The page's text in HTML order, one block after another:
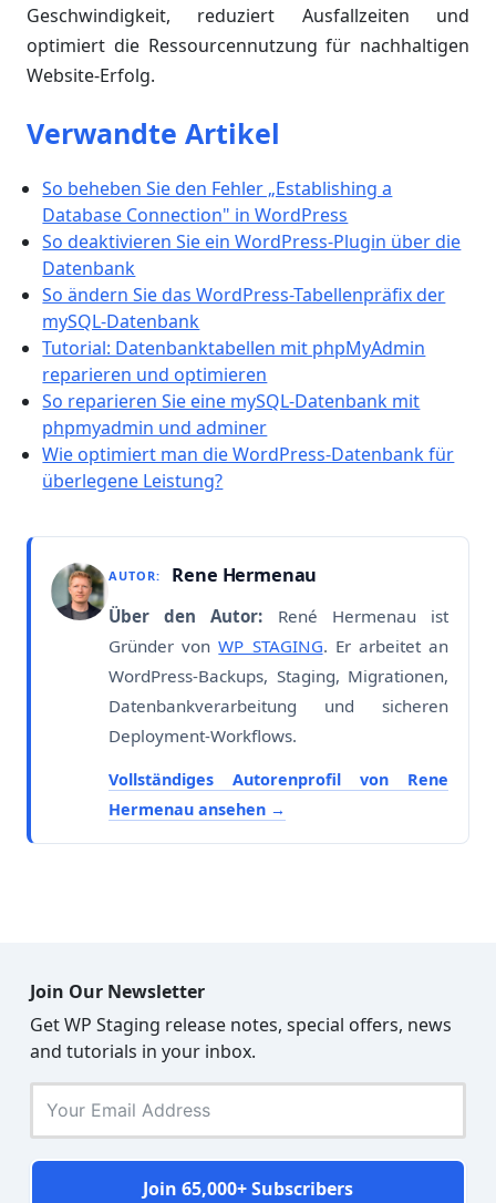
Geschwindigkeit, reduziert Ausfallzeiten und
optimiert die Ressourcennutzung für nachhaltigen
Website-Erfolg.
Verwandte Artikel
So beheben Sie den Fehler „Establishing a
Database Connection" in WordPress
So deaktivieren Sie ein WordPress-Plugin über die
Datenbank
So ändern Sie das WordPress-Tabellenpräfix der
mySQL-Datenbank
Tutorial: Datenbanktabellen mit phpMyAdmin
reparieren und optimieren
So reparieren Sie eine mySQL-Datenbank mit
phpmyadmin und adminer
Wie optimiert man die WordPress-Datenbank für
überlegene Leistung?
AUTOR: Rene Hermenau
Über den Autor: René Hermenau ist
Gründer vonWP STAGING. Er arbeitet an
WordPress-Backups, Staging, Migrationen,
Datenbankverarbeitung und sicheren
Deployment-Workflows.
Vollständiges Autorenprofil von Rene
Hermenau ansehen
Join Our Newsletter
Get WP Staging release notes, special offers, news
and tutorials in your inbox.
Join 65,000+ Subscribers